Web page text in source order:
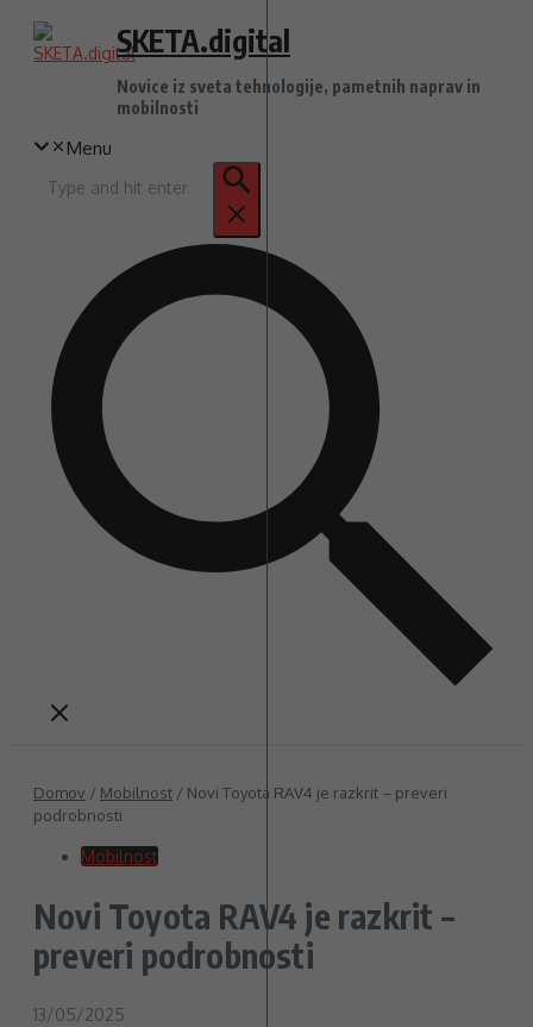
Preskoči
SKETA.digital
Novice iz sveta tehnologije, pametnih naprav in
mobilnosti
Menu
za:
Domov / Mobilnost / Novi Toyota RAV4 je razkrit – preveri
podrobnosti
Mobilnost
Novi Toyota RAV4 je razkrit –
preveri podrobnosti
13/05/2025